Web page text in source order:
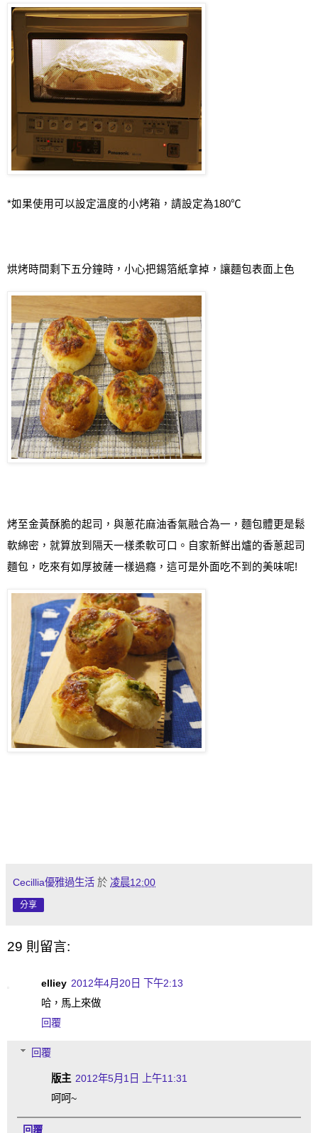
*如果使用可以設定溫度的小烤箱，請設定為180℃
烘烤時間剩下五分鐘時，小心把錫箔紙拿掉，讓麵包表面上色
烤至金黃酥脆的起司，與蔥花麻油香氣融合為一，麵包體更是鬆
軟綿密，就算放到隔天一樣柔軟可口 。 自家新鮮出爐的香蔥起司
麵包，吃來有如厚披薩一樣過癮，這可是外面吃不到的美味呢!
Cecillia優雅過生活 於 凌晨12:00
分享
29 則留言:
elliey 2012年4月20日 下午2:13
哈，馬上來做
回覆
回覆
版主 2012年5月1日 上午11:31
呵呵~
回覆